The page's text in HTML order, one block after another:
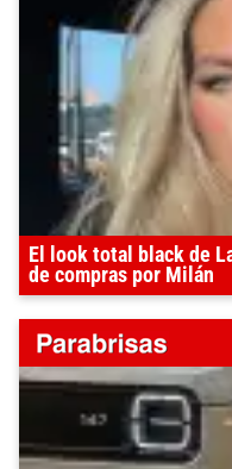
El look total black de
de compras por Milán